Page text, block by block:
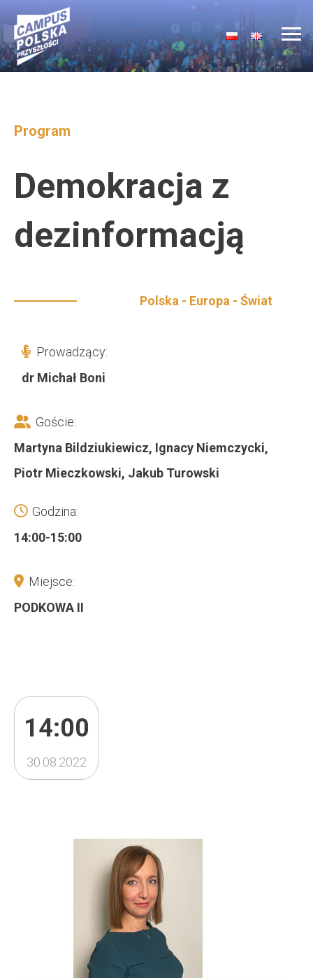
Main Navigation
Program
Demokracja z
dezinformacją
Polska - Europa - Świat
Prowadzący:
dr Michał Boni
Goście:
Martyna Bildziukiewicz, Ignacy Niemczycki,
Piotr Mieczkowski, Jakub Turowski
Godzina:
14:00-15:00
Miejsce:
PODKOWA II
14:00
30.08.2022